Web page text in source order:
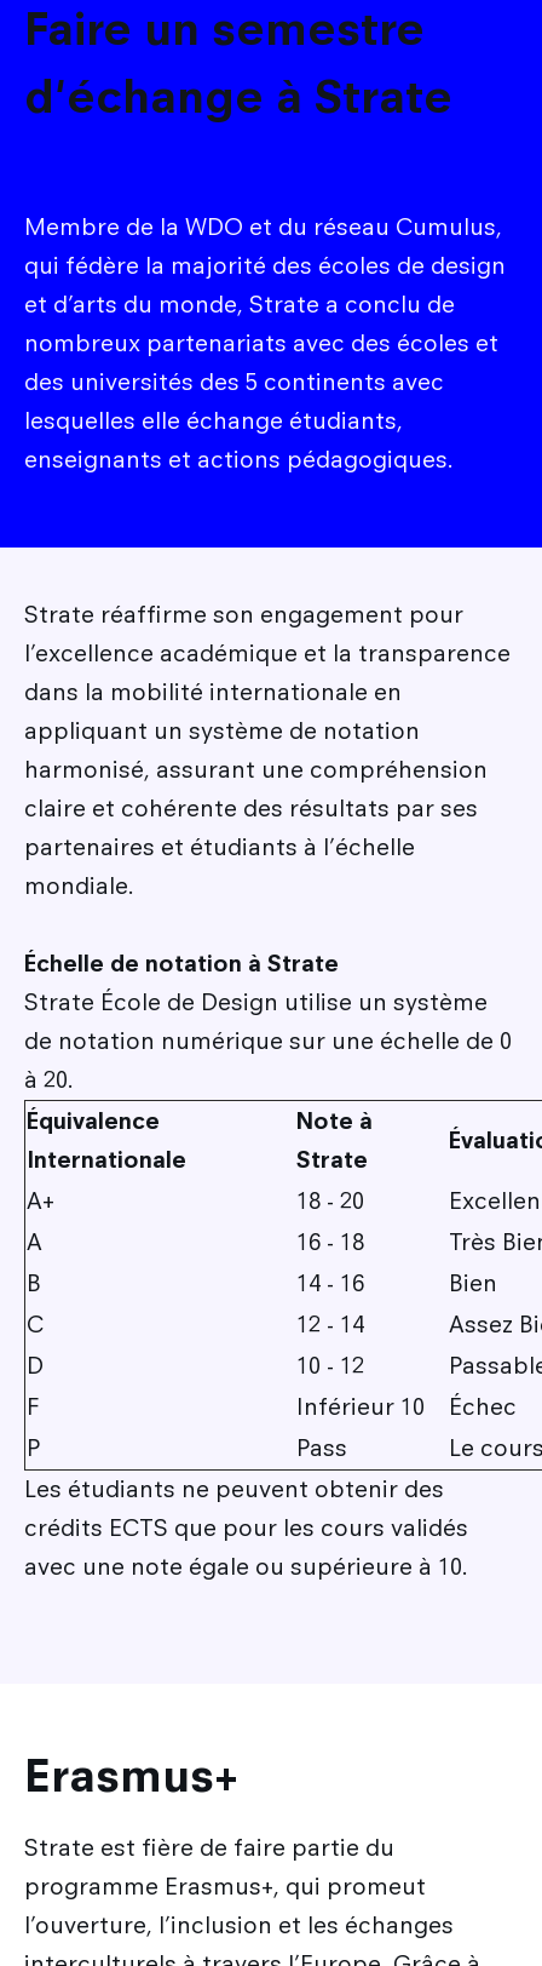
Faire un semestre
d'échange à Strate
Membre de la WDO et du réseau Cumulus,
qui fédère la majorité des écoles de design
et d’arts du monde, Strate a conclu de
nombreux partenariats avec des écoles et
des universités des 5 continents avec
lesquelles elle échange étudiants,
enseignants et actions pédagogiques.
Strate réaffirme son engagement pour
l’excellence académique et la transparence
dans la mobilité internationale en
appliquant un système de notation
harmonisé, assurant une compréhension
claire et cohérente des résultats par ses
partenaires et étudiants à l’échelle
mondiale.
Échelle de notation à Strate
Strate École de Design utilise un système
de notation numérique sur une échelle de 0
à 20.
Équivalence
Internationale
Note à
Strate
A+ 18 - 20
A
16 - 18
Très
B
14 - 16
Bien
C
12 - 14
Assez
D
10 - 12
F
Inférieur 10
Échec
P
Pass
Le
Les étudiants ne peuvent obtenir des
crédits ECTS que pour les cours validés
avec une note égale ou supérieure à 10.
Erasmus+
Strate est fière de faire partie du
programme Erasmus+, qui promeut
l’ouverture, l’inclusion et les échanges